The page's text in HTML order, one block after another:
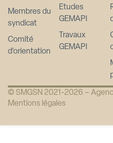
Membres du
syndicat
Comité
d’orientation
Etudes
GEMAPI
Travaux
GEMAPI
© SMGSN 2021-2026 –
Mentions légales